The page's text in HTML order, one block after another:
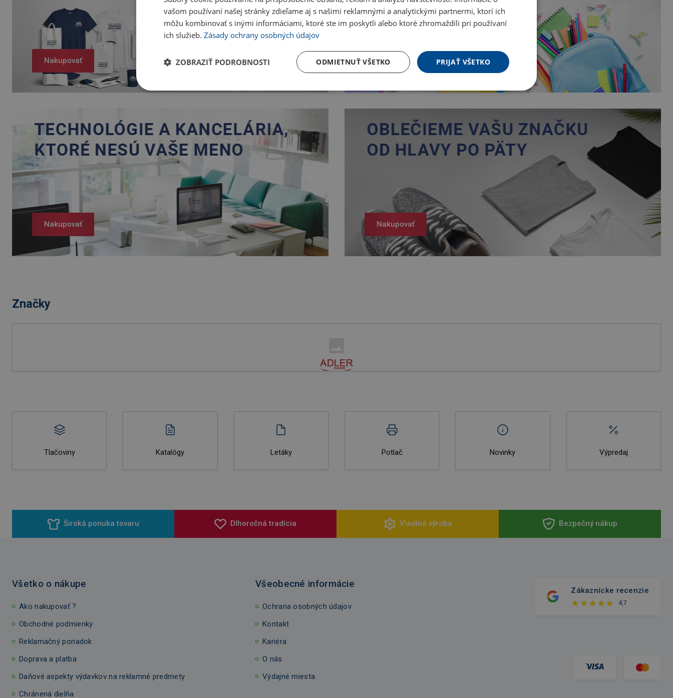
Nakupovať Nakupovať
Nakupovať Nakupovať
Značky
Tlačoviny Katalógy Letáky Potlač Novinky Výpredaj
Široká ponuka tovaru Dlhoročná tradícia Vlastná výroba Bezpečný nákup
Všetko o nákupe
Ako nakupovať ?
Obchodné podmienky
Reklamačný poriadok
Doprava a platba
Daňové aspekty výdavkov na reklamné predmety
Chránená dielňa
Všeobecné informácie
Ochrana osobných údajov
Kontakt
Kariéra
O nás
Výdajné miesta
Zákaznícke recenzie
4,7
vašom používaní našej stránky zdieľame aj s našimi reklamnými a analytickými partnermi, ktorí ich
môžu kombinovať s inými informáciami, ktoré ste im poskytli alebo ktoré zhromaždili pri používaní
ich služieb. Zásady ochrany osobných údajov
PRIJAŤ VŠETKO
ODMIETNUŤ VŠETKO
ZOBRAZIŤ PODROBNOSTI